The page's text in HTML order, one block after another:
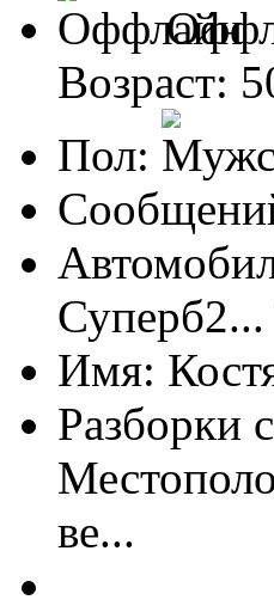
Возраст:
Пол:
Имя:
Разборки
ве...